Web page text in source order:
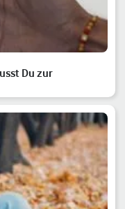
Du zur